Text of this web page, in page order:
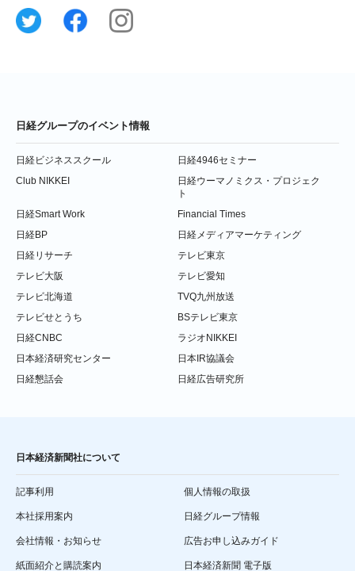
日経グループのイベント情報
日経ビジネススクール
日経4946セミナー
Club NIKKEI
日経ウーマノミクス・プロジェク
ト
日経Smart Work
Financial Times
日経BP
日経メディアマーケティング
日経リサーチ
テレビ東京
テレビ大阪
テレビ愛知
テレビ北海道
TVQ九州放送
テレビせとうち
BSテレビ東京
日経CNBC
ラジオNIKKEI
日本経済研究センター
日本IR協議会
日経懇話会
日経広告研究所
日本経済新聞社について
記事利用 個人情報の取扱
本社採用案内 日経グループ情報
会社情報・お知らせ 広告お申し込みガイド
紙面紹介と購読案内 日本経済新聞 電子版